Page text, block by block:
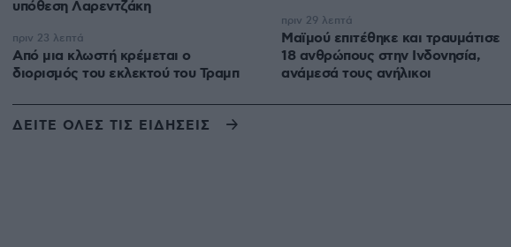
υπόθεση Λαρεντζάκη
Από μια κλωστή κρέμεται ο
διορισμός του εκλεκτού του Τραμπ
πριν 23 λεπτά
Μαϊμού επιτέθηκε και τραυμάτισε
18 ανθρώπους στην Ινδονησία,
ανάμεσά τους ανήλικοι
πριν 29 λεπτά
ΔΕΙΤΕ ΟΛΕΣ ΤΙΣ ΕΙΔΗΣΕΙΣ